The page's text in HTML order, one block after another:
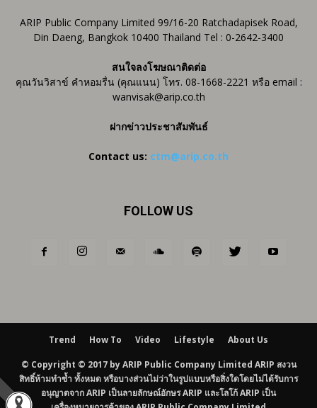
ARIP Public Company Limited 99/16-20 Ratchadapisek Road,
Din Daeng, Bangkok 10400 Thailand Tel : 0-2642-3400
สนใจลงโฆษณาติดต่อ
คุณวันวิสาข์ คำหอมรื่น (คุณแนน) โทร. 08-1668-2221 หรือ email :
wanvisak@arip.co.th
ฝากข่าวประชาสัมพันธ์
Contact us: ctm@arip.co.th
FOLLOW US
Trend How To Video Lifestyle About Us
© Copyright © 2017 by ARIP Public Company Limited ARIP สงวน
สิทธิ์ห้ามทำซ้ำ ทั้งหมด หรือบางส่วนไม่ว่าในรูปแบบหรือสิ่งใดโดยไม่ได้รับการ
อนุญาตจาก ARIP เป็นลายลักษณ์อักษร ARIP และโลโก้ ARIP เป็น